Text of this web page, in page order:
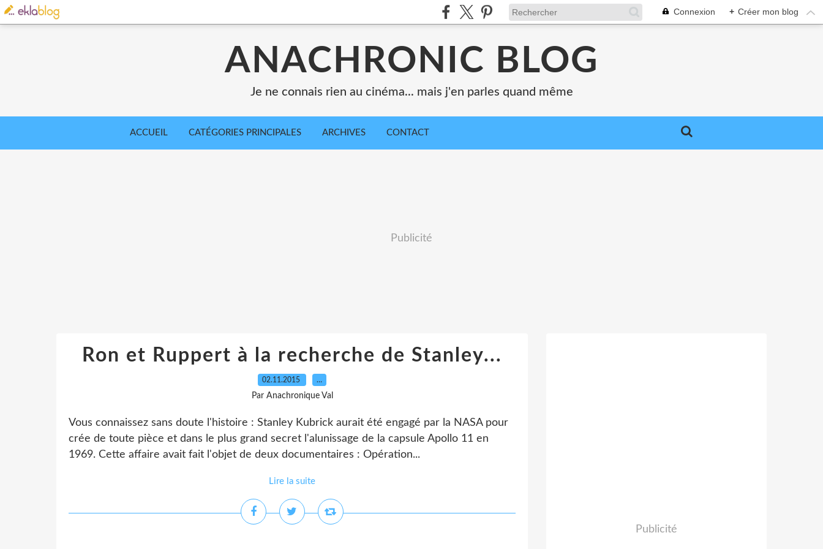
Connexion + Créer mon blog
ANACHRONIC BLOG
Je ne connais rien au cinéma... mais j'en parles quand même
ACCUEIL CATÉGORIES PRINCIPALES ARCHIVES CONTACT
Publicité
Ron et Ruppert à la recherche de Stanley...
02.11.2015 …
Par Anachronique Val
Vous connaissez sans doute l'histoire : Stanley Kubrick aurait été engagé par la NASA pour
crée de toute pièce et dans le plus grand secret l'alunissage de la capsule Apollo 11 en
1969. Cette affaire avait fait l'objet de deux documentaires : Opération...
Lire la suite
Publicité